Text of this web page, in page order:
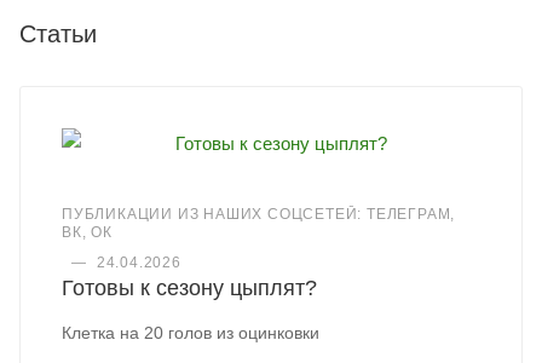
Статьи
ПУБЛИКАЦИИ ИЗ НАШИХ СОЦСЕТЕЙ: ТЕЛЕГРАМ,
ВК, ОК
—
24.04.2026
Готовы к сезону цыплят?
Клетка на 20 голов из оцинковки